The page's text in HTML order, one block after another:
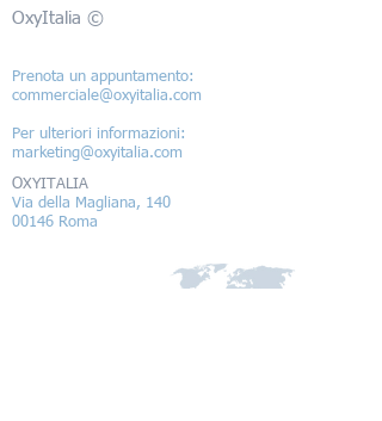
OxyItalia ©
Prenota un appuntamento:
commerciale@oxyitalia.com
Per ulteriori informazioni:
marketing@oxyitalia.com
OXYITALIA
Via della Magliana, 140
00146 Roma